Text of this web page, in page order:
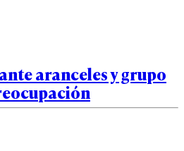
aranceles y grupo